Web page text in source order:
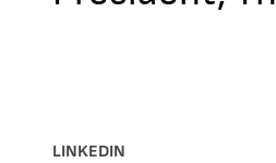
LINKEDIN